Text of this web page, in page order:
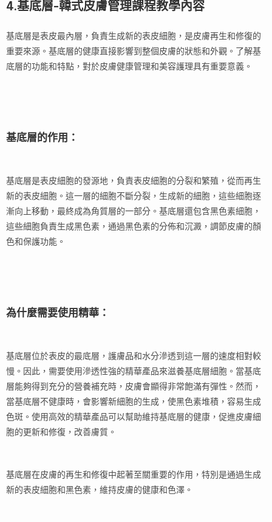
4.基底層-韓式皮膚管理課程教學內容
基底層是表皮最內層，負責生成新的表皮細胞，是皮膚再生和修復的
重要來源。基底層的健康直接影響到整個皮膚的狀態和外觀。了解基
底層的功能和特點，對於皮膚健康管理和美容護理具有重要意義。
基底層的作用：
基底層是表皮細胞的發源地，負責表皮細胞的分裂和繁殖，從而再生
新的表皮細胞。這一層的細胞不斷分裂，生成新的細胞，這些細胞逐
漸向上移動，最終成為角質層的一部分。基底層還包含黑色素細胞，
這些細胞負責生成黑色素，通過黑色素的分佈和沉澱，調節皮膚的顏
色和保護功能。
為什麼需要使用精華：
基底層位於表皮的最底層，護膚品和水分滲透到這一層的速度相對較
慢。因此，需要使用滲透性強的精華產品來滋養基底層細胞。當基底
層能夠得到充分的營養補充時，皮膚會顯得非常飽滿有彈性。然而，
當基底層不健康時，會影響新細胞的生成，使黑色素堆積，容易生成
色斑。使用高效的精華產品可以幫助維持基底層的健康，促進皮膚細
胞的更新和修復，改善膚質。
基底層在皮膚的再生和修復中起著至關重要的作用，特別是通過生成
新的表皮細胞和黑色素，維持皮膚的健康和色澤。